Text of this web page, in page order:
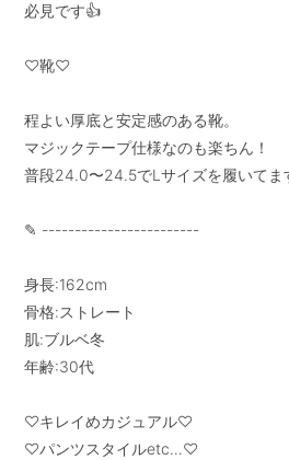
必見です👍
♡靴♡
程よい厚底と安定感のある靴。
マジックテープ仕様なのも楽ちん！
普段24.0〜24.5でLサイズを履いてま
✎ ------------------------
身長:162cm
骨格:ストレート
肌:ブルベ冬
年齢:30代
♡キレイめカジュアル♡
♡パンツスタイルetc…♡